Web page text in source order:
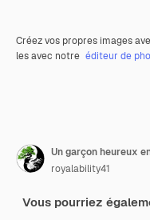
Créez vos propres images
les avec notre éditeur de
royalability41
Vous pourriez